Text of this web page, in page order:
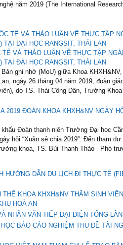
năm 2019 (The International
VÀ THẢO LUẬN VỀ THỰC TẬP
TẠI ĐẠI HỌC RANGSIT, THÁI LAN
ghi nhớ (MoU) giữa Khoa
ngày 26 tháng 04 năm 2019, đoàn
do TS. Thái Công Dân, Trưởng
NGÀY
Đoàn thanh niên Trường Đại học
hội “Xuân sẻ chia 2019”. Đến tham
khoa, TS. Bùi Thanh Thảo - Phó
HƯỚNG DẪN DU LỊCH ĐI THỰC TẾ
KHOA KHXH&NV THĂM SINH
HOÀ AN
NHÂN VĂN TIẾP ĐẠI DIỆN TỔNG
BÁO CÁO NGHIỆM THU ĐỀ TÀI